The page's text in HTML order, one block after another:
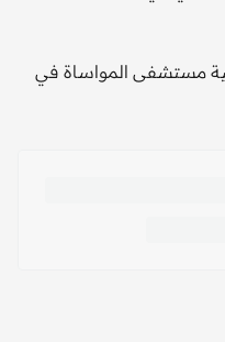
مستشفى المواساة في